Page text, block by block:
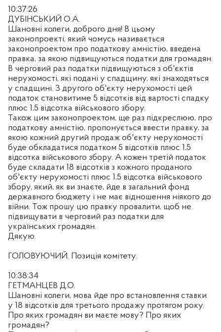
10:37:26
ДУБІНСЬКИЙ О.А.
Шановні колеги, доброго дня! В цьому
законопроекті, який чомусь називається
законопроектом про податкову амністію, введена
правка, за якою підвищуються податки для громадян.
В черговий раз податки підвищуються з об'єктів
нерухомості, які подані у спадщину, які знаходяться
у спадщині. З другого об'єкту нерухомості цей
податок становитиме 5 відсотків від вартості спадку
плюс 1,5 відсотка військового збору.
Також цим законопроектом, ще раз підкреслюю, про
податкову амністію, пропонується ввести правку, за
якою кожний другий продаж об'єкту нерухомості
буде обкладатися податком 5 відсотків плюс 1,5
відсотка військового збору. А кожен третій податок
буде складати 18 відсотків з кожного проданого
об'єкту нерухомості плюс 1,5 відсотка військового
збору, який, як ви знаєте, йде в загальний фонд
державного бюджету і не має відношення ніякого до
війни. Тож прошу цю правку провалити, щоб не
підвищувати в черговий раз податки для
українських громадян.
Дякую.
ГОЛОВУЮЧИЙ. Позиція комітету.
10:38:34
ГЕТМАНЦЕВ Д.О.
Шановні колеги, мова йде про встановлення ставки
у 18 відсотків для третього продажу протягом року.
Про яких громадян ви маєте мову? Про яких
громадян?